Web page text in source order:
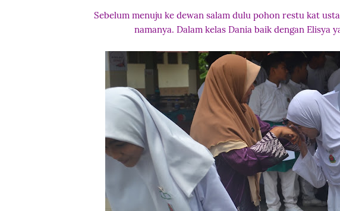
Sebelum menuju ke dewan salam dulu pohon restu kat
namanya. Dalam kelas Dania baik dengan Elisya